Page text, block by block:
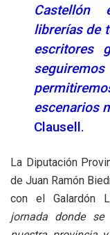
Castellón
librerías de
escritores
escenarios
Clausell.
La Diputación
de Juan Ramón
con el Galardón
jornada donde